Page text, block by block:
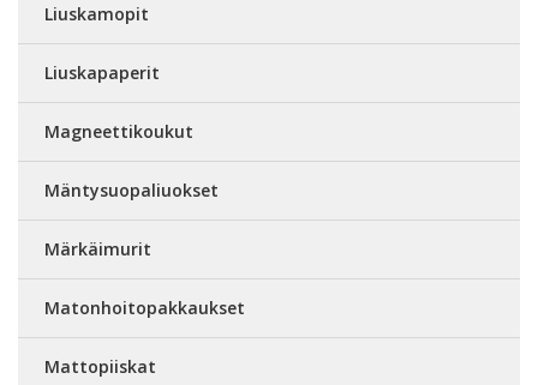
Liuskamopit
Liuskapaperit
Magneettikoukut
Mäntysuopaliuokset
Märkäimurit
Matonhoitopakkaukset
Mattopiiskat